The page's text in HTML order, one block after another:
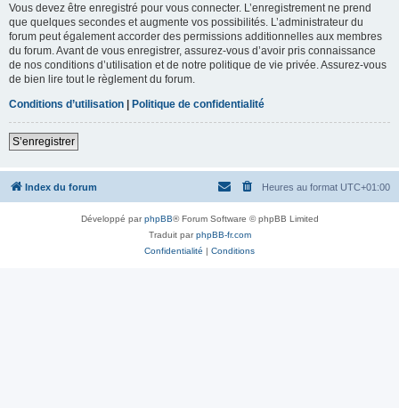
Vous devez être enregistré pour vous connecter. L’enregistrement ne prend
que quelques secondes et augmente vos possibilités. L’administrateur du
forum peut également accorder des permissions additionnelles aux membres
du forum. Avant de vous enregistrer, assurez-vous d’avoir pris connaissance
de nos conditions d’utilisation et de notre politique de vie privée. Assurez-vous
de bien lire tout le règlement du forum.
Conditions d’utilisation | Politique de confidentialité
S’enregistrer
Index du forum Heures au format UTC+01:00
Développé parphpBB® Forum Software © phpBB Limited
Traduit parphpBB-fr.com
Confidentialité | Conditions